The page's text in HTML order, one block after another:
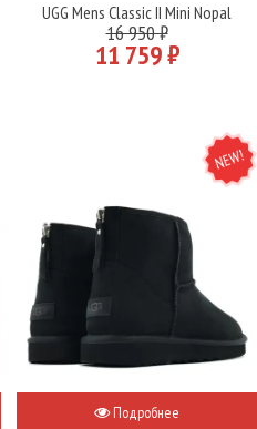
UGG Mens Classic II Mini Nopal
16 950 ₽
11 759 ₽
NEW
Подробнее